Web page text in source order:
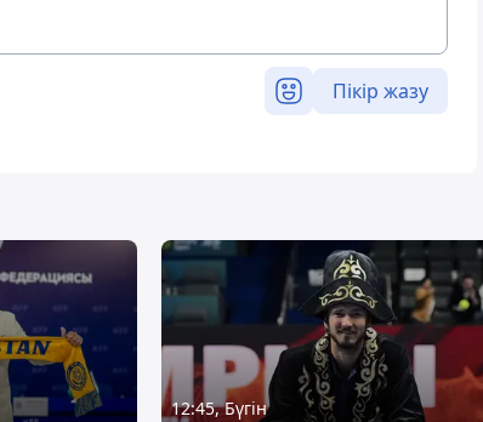
Пікір жазу
12:45, Бүгін